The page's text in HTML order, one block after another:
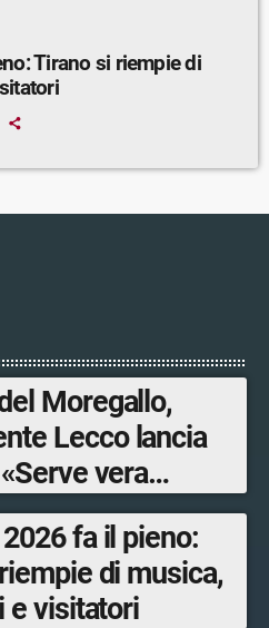
Tirano si riempie di
Moregallo,
Lecco lancia
«Serve vera
fa il pieno:
di musica,
e visitatori